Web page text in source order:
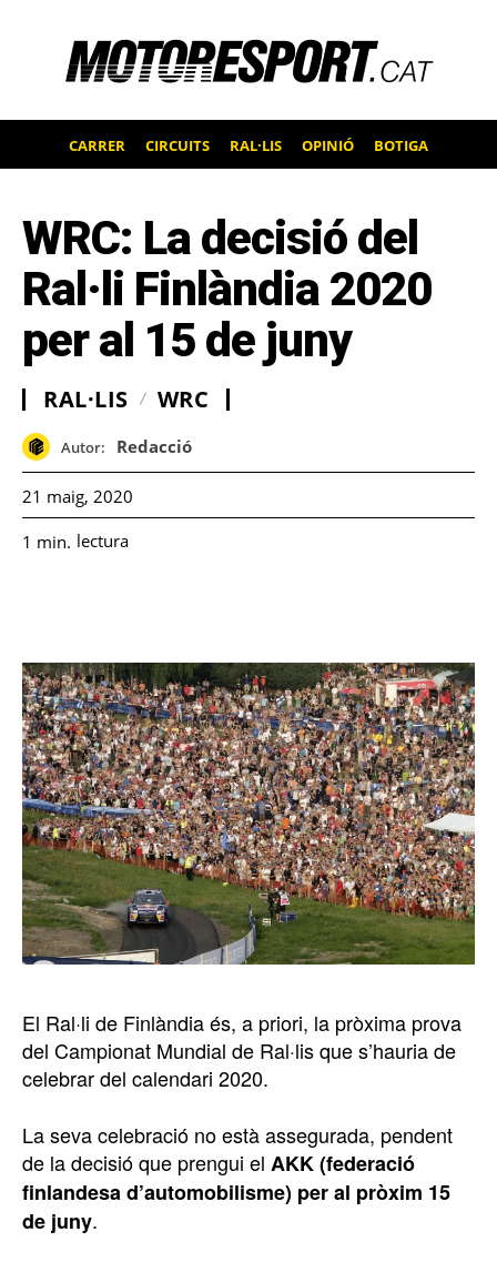
CARRER CIRCUITS RAL·LIS OPINIÓ BOTIGA
WRC: La decisió del
Ral·li Finlàndia 2020
per al 15 de juny
RAL·LIS WRC
Autor: Redacció
21 maig, 2020
1 min. lectura
El Ral·li de Finlàndia és, a priori, la pròxima prova
del Campionat Mundial de Ral·lis que s’hauria de
celebrar del calendari 2020.
La seva celebració no està assegurada, pendent
de la decisió que prengui el AKK (federació
finlandesa d’automobilisme) per al pròxim 15
de juny.